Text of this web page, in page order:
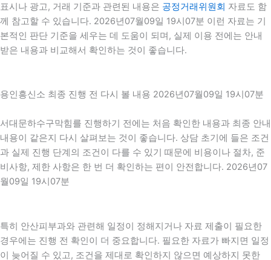
표시나 광고, 거래 기준과 관련된 내용은 공정거래위원회 자료도 함
께 참고할 수 있습니다. 2026년07월09일 19시07분 이런 자료는 기
본적인 판단 기준을 세우는 데 도움이 되며, 실제 이용 전에는 안내
받은 내용과 비교해서 확인하는 것이 좋습니다.
용인흥신소 최종 진행 전 다시 볼 내용 2026년07월09일 19시07분
서대문하수구막힘를 진행하기 전에는 처음 확인한 내용과 최종 안내
내용이 같은지 다시 살펴보는 것이 좋습니다. 상담 초기에 들은 조건
과 실제 진행 단계의 조건이 다를 수 있기 때문에 비용이나 절차, 준
비사항, 제한 사항은 한 번 더 확인하는 편이 안전합니다. 2026년07
월09일 19시07분
특히 안산피부과와 관련해 일정이 정해지거나 자료 제출이 필요한
경우에는 진행 전 확인이 더 중요합니다. 필요한 자료가 빠지면 일정
이 늦어질 수 있고, 조건을 제대로 확인하지 않으면 예상하지 못한